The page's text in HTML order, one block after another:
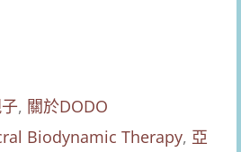
, 關於DODO
Biodynamic Therapy, 亞